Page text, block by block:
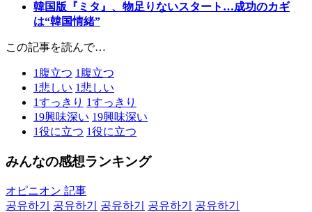
韓国版『ミタ』、物足りないスタート…成功のカギ
は“韓国情緒”
この記事を読んで…
1 腹立つ 1 腹立つ
1悲しい 1悲しい
1すっきり 1すっきり
19興味深い 19興味深い
1役に立つ 1役に立つ
みんなの感想ランキング
オピニオン 記事
공유하기
공유하기 공유하기 공유하기
공유하기